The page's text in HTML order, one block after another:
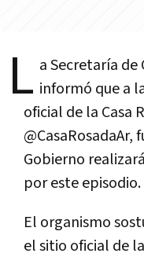
L a Secretaría
informó que a
oficial de la Casa
@CasaRosadaAr,
Gobierno
por este episodio.
El organismo
el sitio oficial de